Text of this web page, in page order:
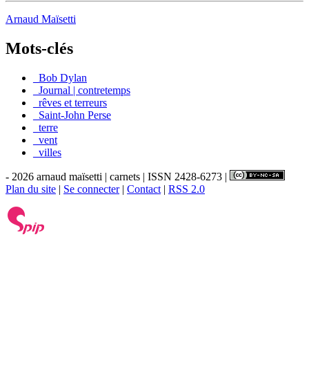
Arnaud Maïsetti
Mots-clés
_Bob Dylan
_Journal | contretemps
_rêves et terreurs
_Saint-John Perse
_terre
_vent
_villes
- 2026 arnaud maïsetti | carnets | ISSN 2428-6273 |
Plan du site | Se connecter| Contact | RSS 2.0